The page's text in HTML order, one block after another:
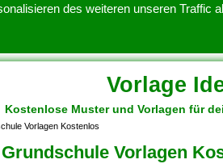
des weiteren unseren
Vorlage
KONTAKT
Kostenlose Muster und Vorlagen für
Vorlagen Kostenlos
Vorlagen